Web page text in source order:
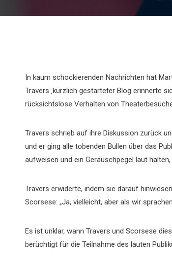
In kaum schockierenden Nachrichten hat
Travers ‚kürzlich gestarteter Blog erinnerte
rücksichtslose Verhalten von
Travers schrieb auf ihre Diskussion zurück
und er ging alle tobenden Bullen über das
aufweisen und ein Geräuschpegel laut
Travers erwiderte, indem sie darauf
Scorsese: „Ja, vielleicht, aber als wir
Es ist unklar, wann Travers und Scorsese
berüchtigt für die Teilnahme des lauten